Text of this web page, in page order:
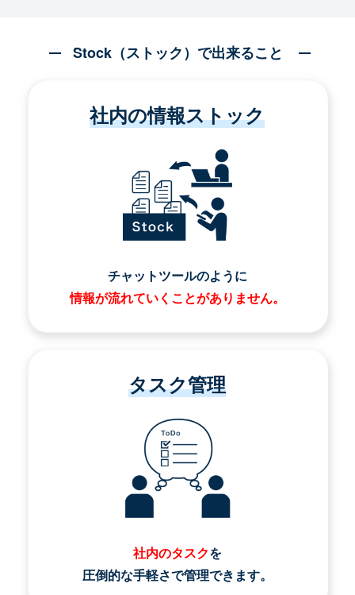
Stock（ストック）で出来ること
社内の情報ストック
チャットツールのように
情報が流れていくことがありません。
タスク管理
社内のタスクを
圧倒的な手軽さで管理できます。